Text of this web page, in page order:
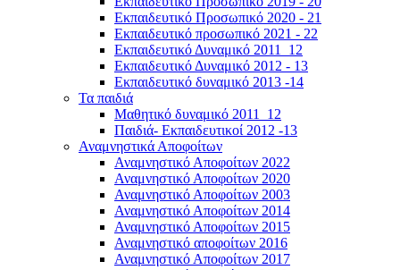
Εκπαιδευτικό Προσωπικό 2020 - 21
Εκπαιδευτικό προσωπικό 2021 - 22
Εκπαιδευτικό Δυναμικό 2011_12
Εκπαιδευτικό Δυναμικό 2012 - 13
Εκπαιδευτικό δυναμικό 2013 -14
Τα παιδιά
Μαθητικό δυναμικό 2011_12
Παιδιά- Εκπαιδευτικοί 2012 -13
Αναμνηστικά Αποφοίτων
Αναμνηστικό Αποφοίτων 2022
Αναμνηστικό Αποφοίτων 2020
Αναμνηστικό Αποφοίτων 2003
Αναμνηστικό Αποφοίτων 2014
Αναμνηστικό Αποφοίτων 2015
Αναμνηστικό αποφοίτων 2016
Αναμνηστικό Αποφοίτων 2017